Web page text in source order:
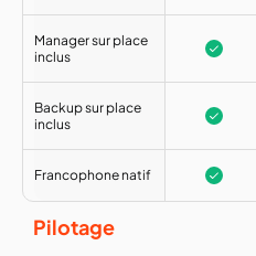
Manager sur place
inclus
Backup sur place
inclus
Francophone natif
Pilotage